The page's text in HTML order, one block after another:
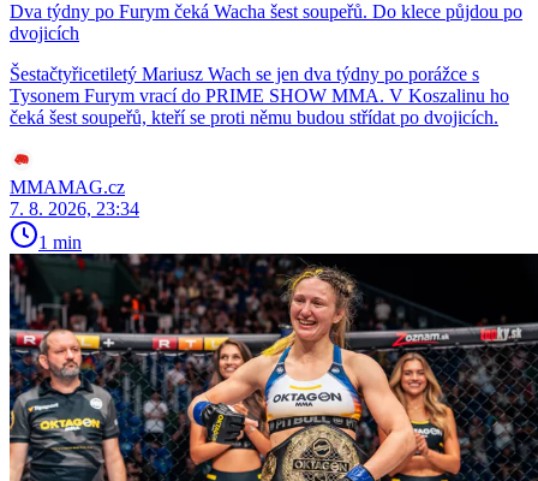
Dva týdny po Furym čeká Wacha šest soupeřů. Do klece půjdou po
dvojicích
Šestačtyřicetiletý Mariusz Wach se jen dva týdny po porážce s
Tysonem Furym vrací do PRIME SHOW MMA. V Koszalinu ho
čeká šest soupeřů, kteří se proti němu budou střídat po dvojicích.
MMAMAG.cz
7. 8. 2026, 23:34
1 min